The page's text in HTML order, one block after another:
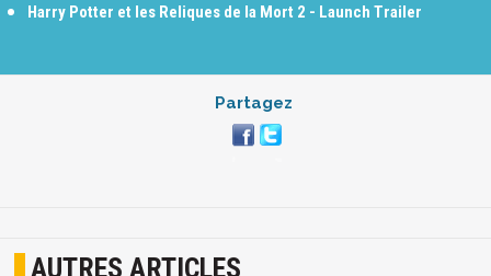
Harry Potter et les Reliques de la Mort 2 - Launch Trailer
Partagez
AUTRES ARTICLES